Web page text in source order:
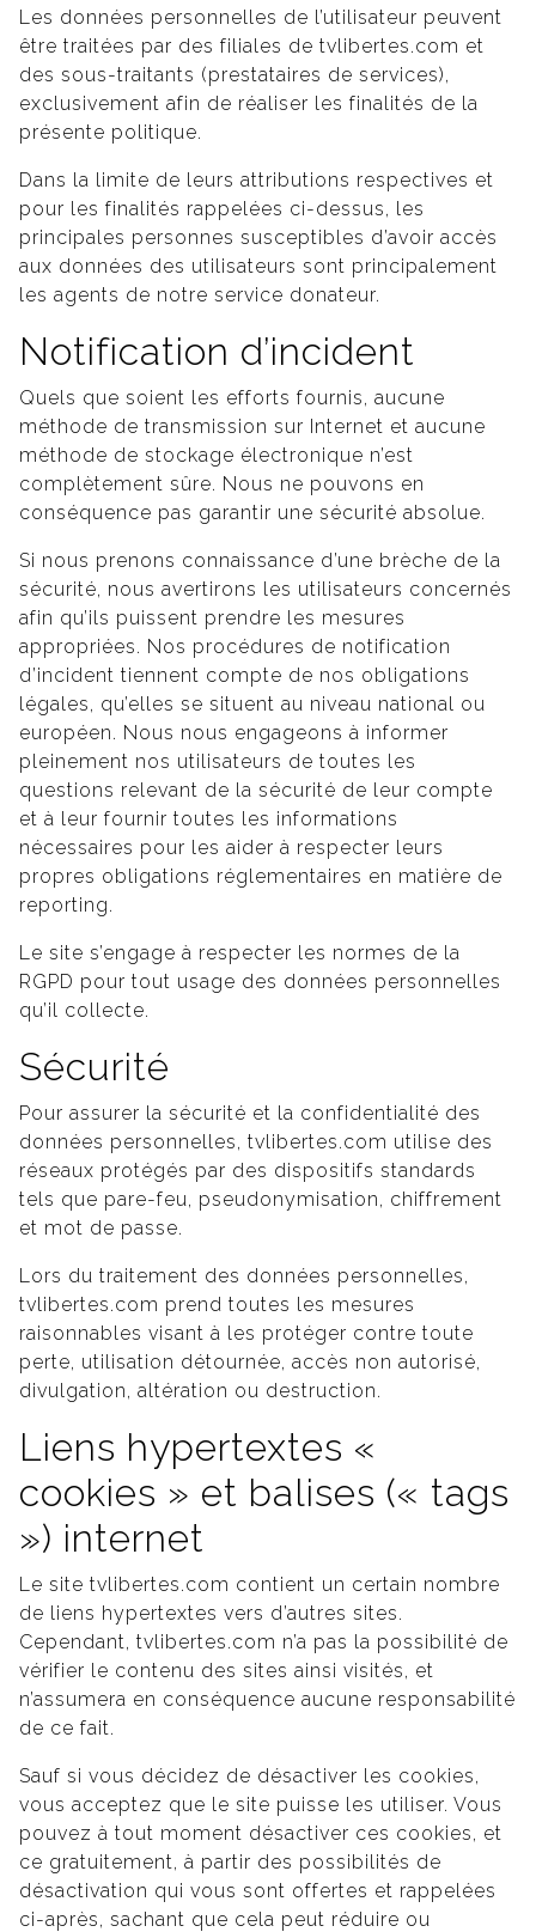
Les données personnelles de l’utilisateur peuvent
être traitées par des filiales de tvlibertes.com et
des sous-traitants (prestataires de services),
exclusivement afin de réaliser les finalités de la
présente politique.
Dans la limite de leurs attributions respectives et
pour les finalités rappelées ci-dessus, les
principales personnes susceptibles d’avoir accès
aux données des utilisateurs sont principalement
les agents de notre service donateur.
Notification d’incident
Quels que soient les efforts fournis, aucune
méthode de transmission sur Internet et aucune
méthode de stockage électronique n’est
complètement sûre. Nous ne pouvons en
conséquence pas garantir une sécurité absolue.
Si nous prenons connaissance d’une brèche de la
sécurité, nous avertirons les utilisateurs concernés
afin qu’ils puissent prendre les mesures
appropriées. Nos procédures de notification
d’incident tiennent compte de nos obligations
légales, qu’elles se situent au niveau national ou
européen. Nous nous engageons à informer
pleinement nos utilisateurs de toutes les
questions relevant de la sécurité de leur compte
et à leur fournir toutes les informations
nécessaires pour les aider à respecter leurs
propres obligations réglementaires en matière de
reporting.
Le site s’engage à respecter les normes de la
RGPD pour tout usage des données personnelles
qu’il collecte.
Sécurité
Pour assurer la sécurité et la confidentialité des
données personnelles, tvlibertes.com utilise des
réseaux protégés par des dispositifs standards
tels que pare-feu, pseudonymisation, chiffrement
et mot de passe.
Lors du traitement des données personnelles,
tvlibertes.com prend toutes les mesures
raisonnables visant à les protéger contre toute
perte, utilisation détournée, accès non autorisé,
divulgation, altération ou destruction.
Liens hypertextes «
cookies » et balises (« tags
») internet
Le site tvlibertes.com contient un certain nombre
de liens hypertextes vers d’autres sites.
Cependant, tvlibertes.com n’a pas la possibilité de
vérifier le contenu des sites ainsi visités, et
n’assumera en conséquence aucune responsabilité
de ce fait.
Sauf si vous décidez de désactiver les cookies,
vous acceptez que le site puisse les utiliser. Vous
pouvez à tout moment désactiver ces cookies, et
ce gratuitement, à partir des possibilités de
désactivation qui vous sont offertes et rappelées
ci-après, sachant que cela peut réduire ou